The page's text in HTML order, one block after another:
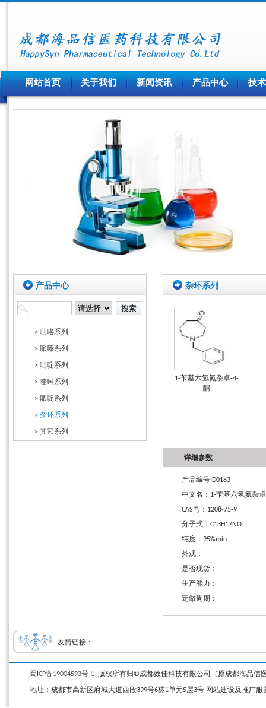
网站首页 关于我们 新闻资讯 产品中心 技
产品中心
> 吡咯系列
> 哌嗪系列
> 吡啶系列
> 喹啉系列
> 哌啶系列
> 杂环系列
> 其它系列
杂环系列
1-苄基六氢氮杂卓-4-
酮
详细参数
产品编号:D0183
中文名：1-苄基六氢氮杂
CAS号：1208-75-9
分子式：C13H17NO
纯度：95%min
外观：
是否现货：
生产能力：
定做周期：
友情链接：
蜀ICP备19004593号-1 版权所有归©成都效佳科技有限公司（原成都海品信
地址：成都市高新区府城大道西段399号6栋1单元5层3号 网站建设及推广服